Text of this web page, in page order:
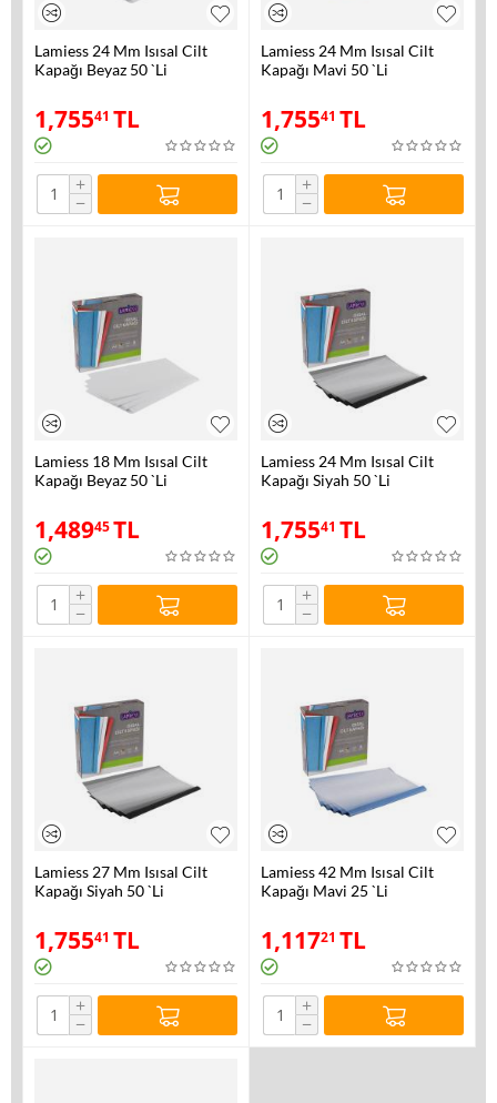
Lamiess 24 Mm Isısal Cilt
Kapağı Beyaz 50 `Li
1,75541 TL
+
−
Lamiess 24 Mm Isısal Cilt
Kapağı Mavi 50 `Li
1,75541 TL
+
−
Lamiess 18 Mm Isısal Cilt
Kapağı Beyaz 50 `Li
1,48945TL
+
−
Lamiess 24 Mm Isısal Cilt
Kapağı Siyah 50 `Li
1,75541 TL
+
−
Lamiess 27 Mm Isısal Cilt
Kapağı Siyah 50 `Li
1,75541 TL
+
−
Lamiess 42 Mm Isısal Cilt
Kapağı Mavi 25 `Li
1,11721 TL
+
−